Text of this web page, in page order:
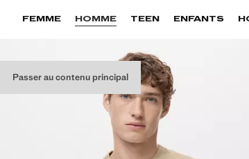
Passer au contenu principal
FEMME HOMME TEEN ENFANTS